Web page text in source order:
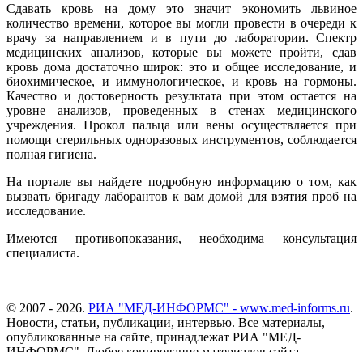
Сдавать кровь на дому это значит экономить львиное
количество времени, которое вы могли провести в очереди к
врачу за направлением и в пути до лаборатории. Спектр
медицинских анализов, которые вы можете пройти, сдав
кровь дома достаточно широк: это и общее исследование, и
биохимическое, и иммунологическое, и кровь на гормоны.
Качество и достоверность результата при этом остается на
уровне анализов, проведенных в стенах медицинского
учреждения. Прокол пальца или вены осуществляется при
помощи стерильных одноразовых инструментов, соблюдается
полная гигиена.
На портале вы найдете подробную информацию о том, как
вызвать бригаду лаборантов к вам домой для взятия проб на
исследование.
Имеются противопоказания, необходима консультация
специалиста.
© 2007 - 2026. РИА "МЕД-ИНФОРМС" - www.med-informs.ru.
Новости, статьи, публикации, интервью. Все материалы,
опубликованные на сайте, принадлежат РИА "МЕД-